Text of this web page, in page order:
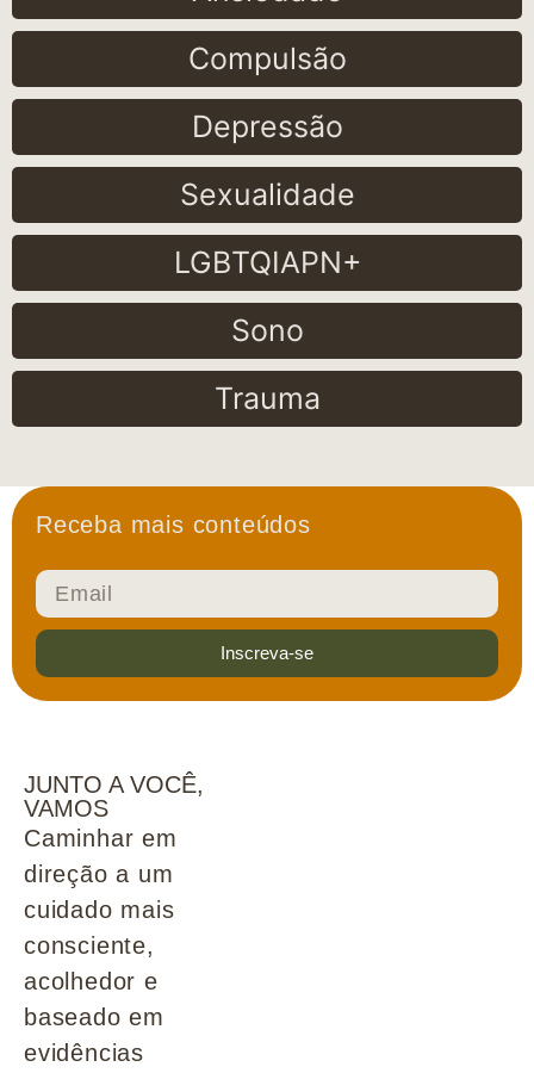
Compulsão
Depressão
Sexualidade
LGBTQIAPN+
Sono
Trauma
Receba mais conteúdos
Inscreva-se
JUNTO A VOCÊ,
VAMOS
Caminhar em
direção a um
cuidado mais
consciente,
acolhedor e
baseado em
evidências